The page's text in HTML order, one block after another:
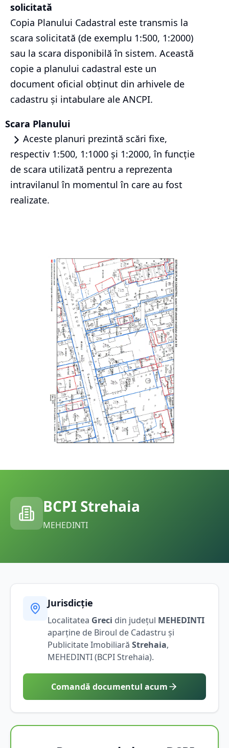
solicitată
Copia Planului Cadastral este transmis la
scara solicitată (de exemplu 1:500, 1:2000)
sau la scara disponibilă în sistem. Această
copie a planului cadastral este un
document oficial obținut din arhivele de
cadastru și intabulare ale ANCPI.
Scara Planului
Aceste planuri prezintă scări fixe,
respectiv 1:500, 1:1000 și 1:2000, în funcție
de scara utilizată pentru a reprezenta
intravilanul în momentul în care au fost
realizate.
BCPI Strehaia
MEHEDINTI
Jurisdicție
Localitatea Greci din județul MEHEDINTI
aparține de Biroul de Cadastru și
Publicitate Imobiliară Strehaia,
MEHEDINTI(BCPIStrehaia).
Comandă documentul acum